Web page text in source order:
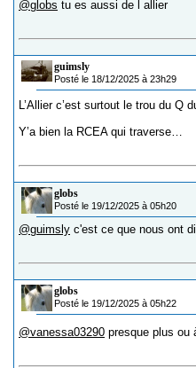
@globs tu es aussi de l allier
guimsly
Posté le 18/12/2025 à 23h29
L’Allier c’est surtout le trou du Q
Y’a bien la RCEA qui traverse…
globs
Posté le 19/12/2025 à 05h20
@guimsly c'est ce que nous ont
globs
Posté le 19/12/2025 à 05h22
@vanessa03290 presque plus ou